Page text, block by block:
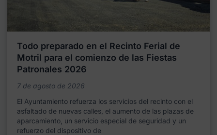
Todo preparado en el Recinto Ferial de
Motril para el comienzo de las Fiestas
Patronales 2026
7 de agosto de 2026
El Ayuntamiento refuerza los servicios del recinto con el
asfaltado de nuevas calles, el aumento de las plazas de
aparcamiento, un servicio especial de seguridad y un
refuerzo del dispositivo de